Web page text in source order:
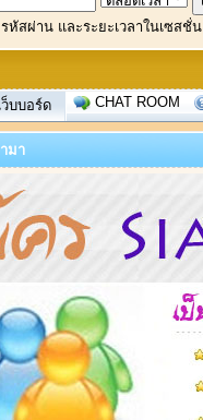
หัสผ่าน และระยะเวลาในเซสชั่น
ว็บบอร์ด CHAT ROOM
มา